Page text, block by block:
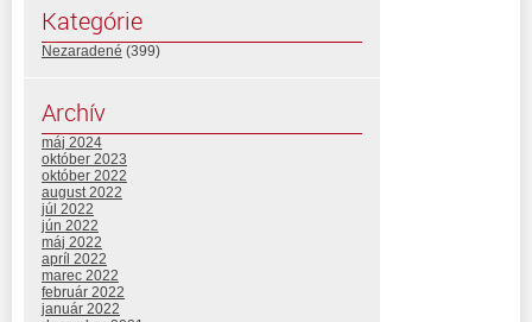
Kategórie
Nezaradené (399)
Archív
máj 2024
október 2023
október 2022
august 2022
júl 2022
jún 2022
máj 2022
apríl 2022
marec 2022
február 2022
január 2022